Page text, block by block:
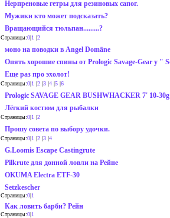
Нерпреновые гетры для резиновых сапог.
Мужики кто может подсказать?
Вращающийся тюльпан.........?
Страницы:0|1 |2
моно на поводки в Angel Domäne
Опять xорошие спины от Prologic Savage-Gear у "
Еще раз про эхолот!
Страницы:0|1 |2 |3 |4 |5 |6
Prologic SAVAGE GEAR BUSHWHACKER 7' 10-
Лёгкий костюм для рыбалки
Страницы:0|1 |2
Прошу совета по выбору удочки.
Страницы:0|1 |2 |3 |4
G.Loomis Escape Castingrute
Pilkrute для донной ловли на Рейне
OKUMA Electra ETF-30
Setzkescher
Страницы:0|1
Как ловить барби? Рейн
Страницы:0|1